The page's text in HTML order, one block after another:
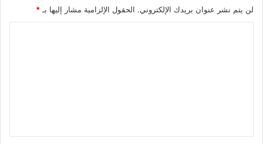
لن يتم نشر عنوان بريدك الإلكتروني. الحقول الإلزامية مشار إليها بـ *
ق